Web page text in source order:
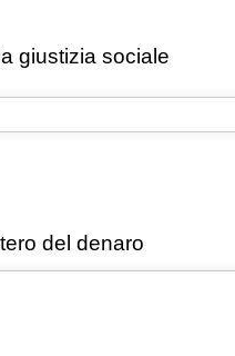
giustizia sociale
del denaro